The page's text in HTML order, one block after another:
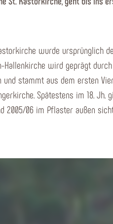
wurde ursprünglich
wird geprägt
stammt aus dem ersten
Spätestens im 18.
2005/06 im Pflaster außen